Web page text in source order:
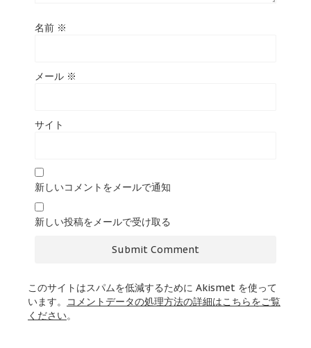
名前 ※
メール ※
サイト
新しいコメントをメールで通知
新しい投稿をメールで受け取る
このサイトはスパムを低減するために Akismet を使って
います。
コメントデータの処理方法の詳細はこちらをご覧
ください。